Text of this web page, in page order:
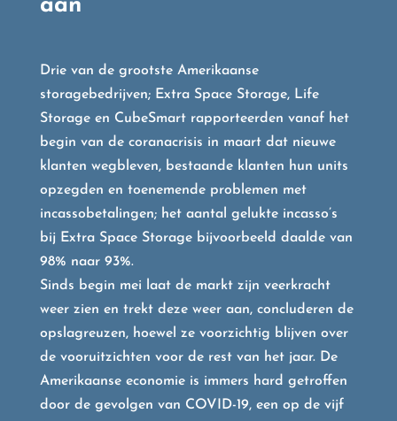
aan
Drie van de grootste Amerikaanse
storagebedrijven; Extra Space Storage, Life
Storage en CubeSmart rapporteerden vanaf het
begin van de coranacrisis in maart dat nieuwe
klanten wegbleven, bestaande klanten hun units
opzegden en toenemende problemen met
incassobetalingen; het aantal gelukte incasso’s
bij Extra Space Storage bijvoorbeeld daalde van
98% naar 93%.
Sinds begin mei laat de markt zijn veerkracht
weer zien en trekt deze weer aan, concluderen de
opslagreuzen, hoewel ze voorzichtig blijven over
de vooruitzichten voor de rest van het jaar. De
Amerikaanse economie is immers hard getroffen
door de gevolgen van COVID-19, een op de vijf